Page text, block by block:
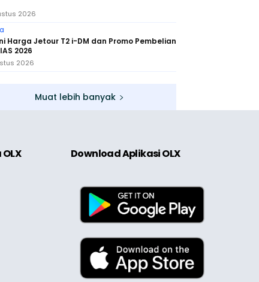
2026
Harga Jetour T2 i-DM dan Promo Pembelian
2026
2026
Muat lebih banyak
Download Aplikasi OLX